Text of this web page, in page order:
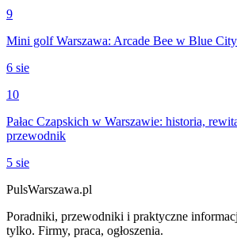
9
Mini golf Warszawa: Arcade Bee w Blue
6 sie
10
Pałac Czapskich w Warszawie: historia,
przewodnik
5 sie
PulsWarszawa.pl
Poradniki, przewodniki i praktyczne
tylko. Firmy, praca, ogłoszenia.